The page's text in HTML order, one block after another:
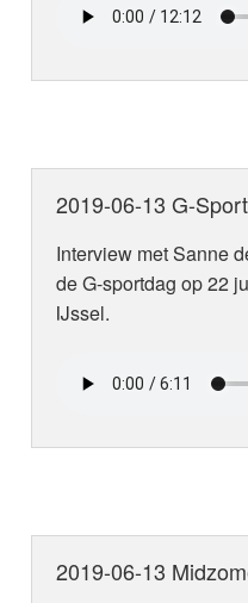
2019-06-13 G-
Interview met Sanne
de G-sportdag op 22
IJssel.
2019-06-13